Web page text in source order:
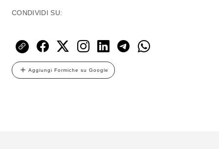
CONDIVIDI SU:
Aggiungi Formiche su Google